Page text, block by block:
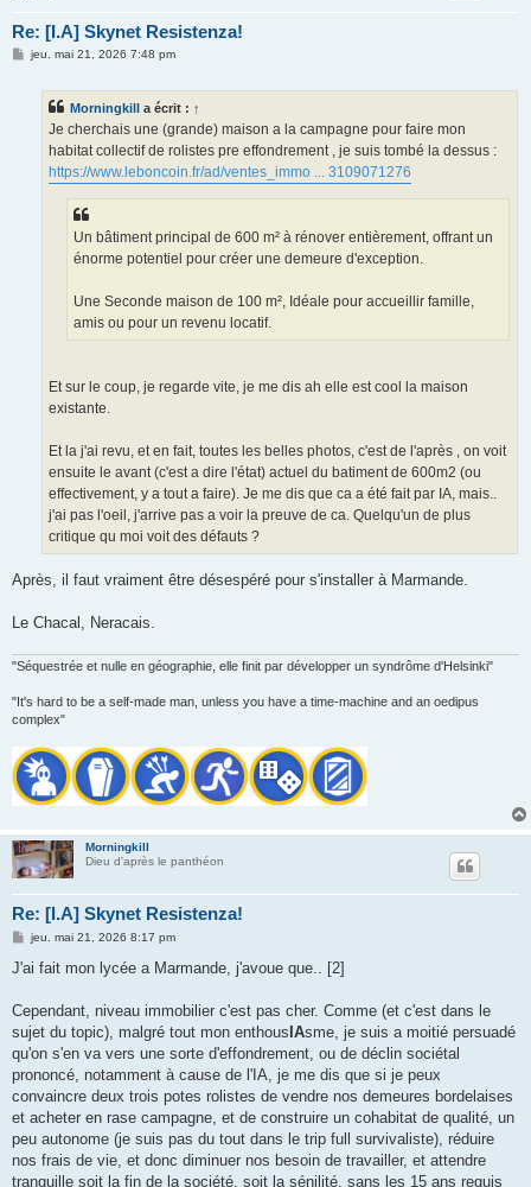
Re: [I.A] Skynet Resistenza!
Mjeu. mai 21, 2026 7:48 pm
Morningkill a écrit : ↑
Je cherchais une (grande) maison a la campagne pour faire mon
habitat collectif de rolistes pre effondrement , je suis tombé la dessus :
https://www.leboncoin.fr/ad/ventes_immo ... 3109071276
Un bâtiment principal de 600 m² à rénover entièrement, offrant un
énorme potentiel pour créer une demeure d'exception.
Une Seconde maison de 100 m², Idéale pour accueillir famille,
amis ou pour un revenu locatif.
Et sur le coup, je regarde vite, je me dis ah elle est cool la maison
existante.
Et la j'ai revu, et en fait, toutes les belles photos, c'est de l'après , on voit
ensuite le avant (c'est a dire l'état) actuel du batiment de 600m2 (ou
effectivement, y a tout a faire). Je me dis que ca a été fait par IA, mais..
j'ai pas l'oeil, j'arrive pas a voir la preuve de ca. Quelqu'un de plus
critique qu moi voit des défauts ?
Après, il faut vraiment être désespéré pour s'installer à Marmande.
Le Chacal, Neracais.
"Séquestrée et nulle en géographie, elle finit par développer un syndrôme d'Helsinki"
"It's hard to be a self-made man, unless you have a time-machine and an oedipus
complex"
Morningkill
Dieu d'après le panthéon
Re: [I.A] Skynet Resistenza!
M
s
g
e
jeu. mai 21, 2026 8:17 pm
J'ai fait mon lycée a Marmande, j'avoue que.. [2]
Cependant, niveau immobilier c'est pas cher. Comme (et c'est dans le
sujet du topic), malgré tout mon enthous IAsme, je suis a moitié persuadé
qu'on s'en va vers une sorte d'effondrement, ou de déclin sociétal
prononcé, notamment à cause de l'IA, je me dis que si je peux
convaincre deux trois potes rolistes de vendre nos demeures bordelaises
et acheter en rase campagne, et de construire un cohabitat de qualité, un
peu autonome (je suis pas du tout dans le trip full survivaliste), réduire
nos frais de vie, et donc diminuer nos besoin de travailler, et attendre
tranquille soit la fin de la société, soit la sénilité, sans les 15 ans requis